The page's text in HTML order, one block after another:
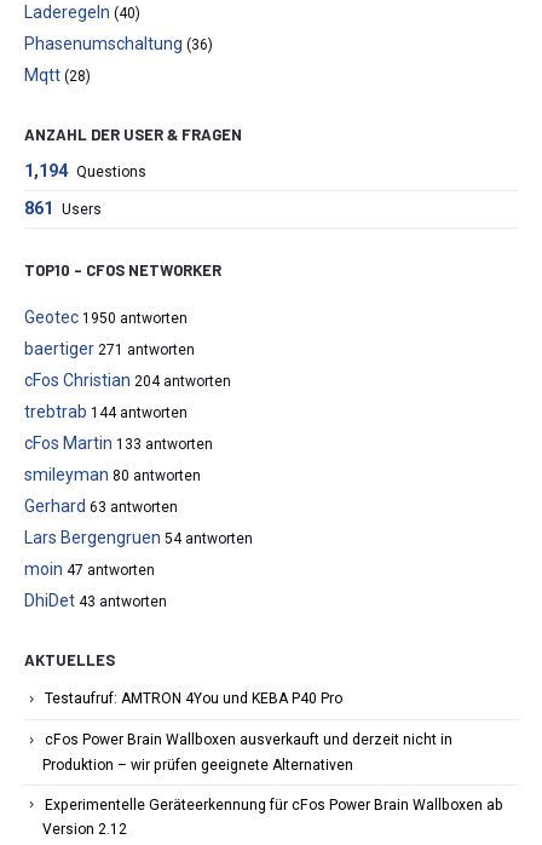
Laderegeln (40)
Phasenumschaltung (36)
Mqtt (28)
ANZAHL DER USER & FRAGEN
1,194 Questions
861 Users
TOP10 – CFOS NETWORKER
Geotec 1950 antworten
baertiger 271 antworten
cFos Christian 204 antworten
trebtrab 144 antworten
cFos Martin 133 antworten
smileyman 80 antworten
Gerhard 63 antworten
Lars Bergengruen 54 antworten
moin 47 antworten
DhiDet 43 antworten
AKTUELLES
Testaufruf: AMTRON 4You und KEBA P40 Pro
cFos Power Brain Wallboxen ausverkauft und derzeit nicht in
Produktion – wir prüfen geeignete Alternativen
Experimentelle Geräteerkennung für cFos Power Brain Wallboxen ab
Version 2.12